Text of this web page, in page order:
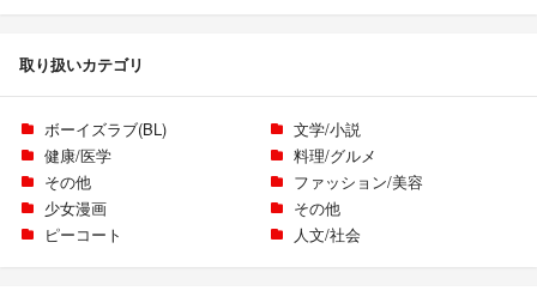
取り扱いカテゴリ
ボーイズラブ(BL)
文学/小説
健康/医学
料理/グルメ
その他
ファッション/美容
少女漫画
その他
ピーコート
人文/社会